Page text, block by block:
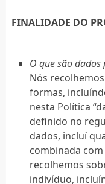
FINALIDADE DO
O que são dados
Nós
formas,
nesta Política
definido no
dados, incluí
combinada
recolhemos
indivíduo,